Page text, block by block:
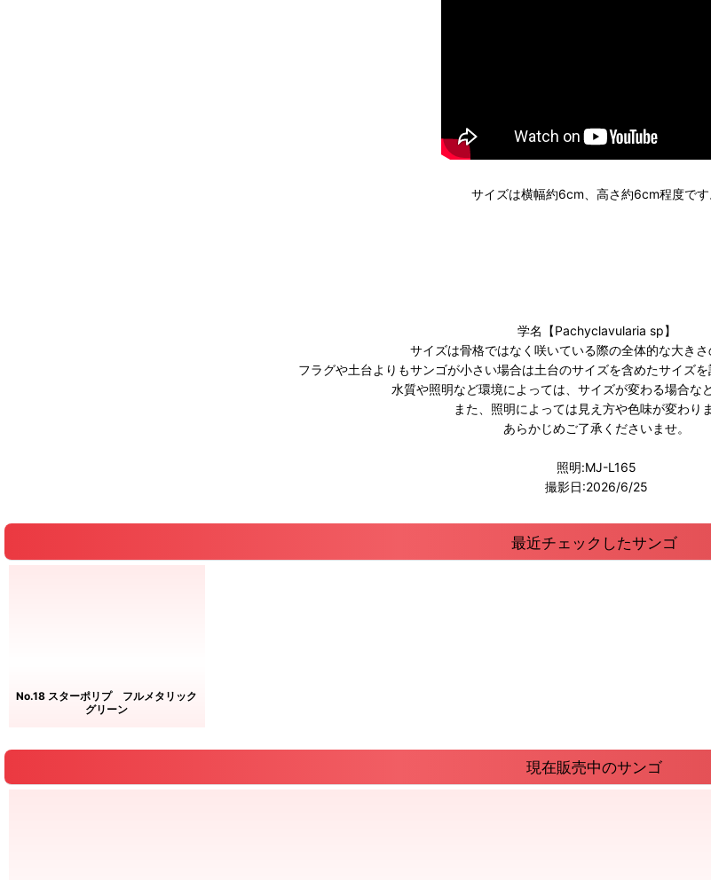
サイズは横幅約6cm、高さ約6cm程度です
学名【Pachyclavularia sp】
サイズは骨格ではなく咲いている際の全体的な大きさ
フラグや土台よりもサンゴが小さい場合は土台のサイズを含めたサイズを
水質や照明など環境によっては、サイズが変わる場合な
また、照明によっては見え方や色味が変わりま
あらかじめご了承くださいませ。
照明:MJ-L165
撮影日:2026/6/25
最近チェックしたサンゴ
No.18 スターポリプ フルメタリック
グリーン
現在販売中のサンゴ